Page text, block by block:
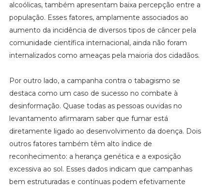
alcoólicas, também apresentam baixa percepção entre a
população. Esses fatores, amplamente associados ao
aumento da incidência de diversos tipos de câncer pela
comunidade científica internacional, ainda não foram
internalizados como ameaças pela maioria dos cidadãos.
Por outro lado, a campanha contra o tabagismo se
destaca como um caso de sucesso no combate à
desinformação. Quase todas as pessoas ouvidas no
levantamento afirmaram saber que fumar está
diretamente ligado ao desenvolvimento da doença. Dois
outros fatores também têm alto índice de
reconhecimento: a herança genética e a exposição
excessiva ao sol. Esses dados indicam que campanhas
bem estruturadas e contínuas podem efetivamente